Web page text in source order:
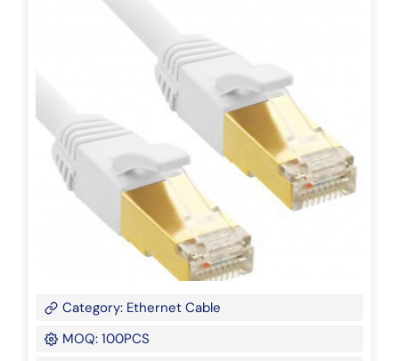
Category: Ethernet Cable
MOQ: 100PCS